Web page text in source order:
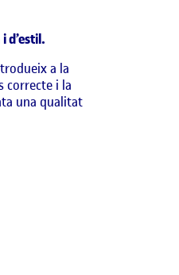
d’estil.
a la
correcte i la
una qualitat